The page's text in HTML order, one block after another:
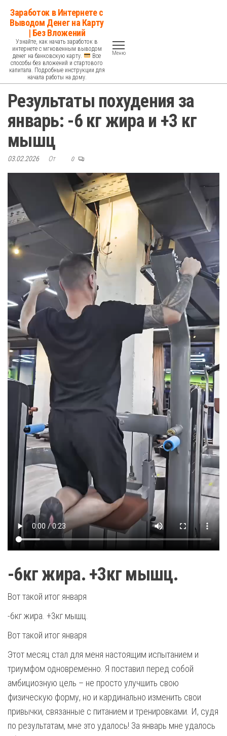
Перейти
содержимому
Заработок в Интернете с
Выводом Денег на Карту
| Без Вложений
Узнайте, как начать заработок в
интернете с мгновенным выводом
денег на банковскую карту.
Все
способы без вложений и стартового
капитала. Подробные инструкции для
начала работы на дому.
Меню
Результаты похудения за
январь: -6 кг жира и +3 кг
мышц
03.02.2026 От 0
-6кг жира. +3кг мышц.
Вот такой итог января
-6кг жира. +3кг мышц.
Вот такой итог января
Этот месяц стал для меня настоящим испытанием и
триумфом одновременно. Я поставил перед собой
амбициозную цель – не просто улучшить свою
физическую форму, но и кардинально изменить свои
привычки, связанные с питанием и тренировками. И, судя
по результатам, мне это удалось! За январь мне удалось